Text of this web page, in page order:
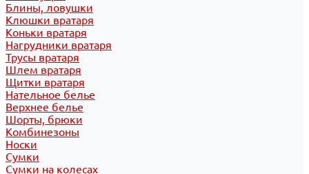
Блины, ловушки
Клюшки вратаря
Коньки вратаря
Нагрудники вратаря
Трусы вратаря
Шлем вратаря
Щитки вратаря
Нательное белье
Верхнее белье
Шорты, брюки
Комбинезоны
Носки
Сумки
Сумки на колесах